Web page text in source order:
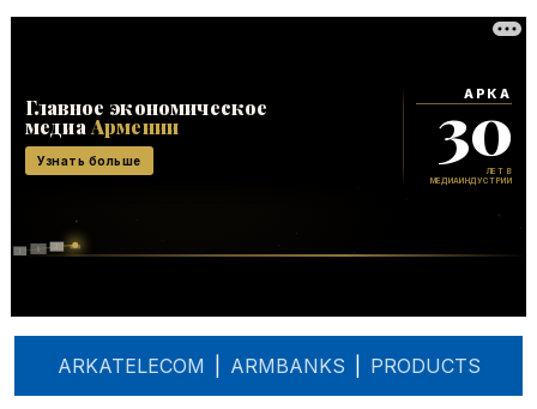
ARKATELECOM ARMBANKS PRODUCTS